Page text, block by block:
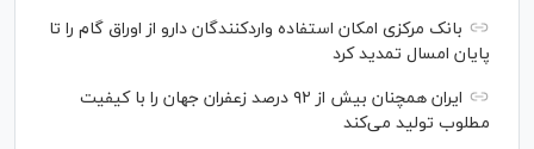
بانک مرکزی امکان استفاده واردکنندگان دارو از اوراق گام را تا
پایان امسال تمدید کرد
ایران همچنان بیش از ۹۲ درصد زعفران جهان را با کیفیت
مطلوب تولید می‌کند